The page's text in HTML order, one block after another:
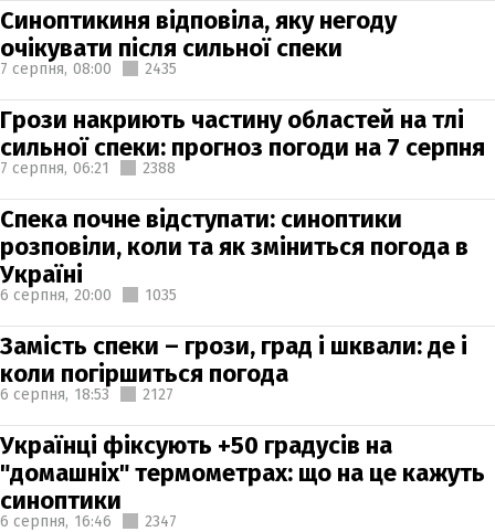
Синоптикиня відповіла, яку негоду
очікувати після сильної спеки
7 серпня, 08:00 2435
Грози накриють частину областей на тлі
сильної спеки: прогноз погоди на 7 серпня
7 серпня, 06:21 2388
Спека почне відступати: синоптики
розповіли, коли та як зміниться погода в
Україні
6 серпня, 20:00 1035
Замість спеки – грози, град і шквали: де і
коли погіршиться погода
6 серпня, 18:53 2127
Українці фіксують +50 градусів на
"домашніх" термометрах: що на це кажуть
синоптики
6 серпня, 16:46 2347